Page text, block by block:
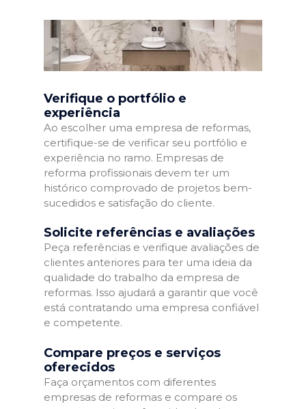
Verifique o portfólio e
experiência
Ao escolher uma empresa de reformas,
certifique-se de verificar seu portfólio e
experiência no ramo. Empresas de
reforma profissionais devem ter um
histórico comprovado de projetos bem-
sucedidos e satisfação do cliente.
Solicite referências e avaliações
Peça referências e verifique avaliações de
clientes anteriores para ter uma ideia da
qualidade do trabalho da empresa de
reformas. Isso ajudará a garantir que você
está contratando uma empresa confiável
e competente.
Compare preços e serviços
oferecidos
Faça orçamentos com diferentes
empresas de reformas e compare os